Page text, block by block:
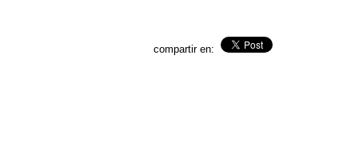
compartir en: